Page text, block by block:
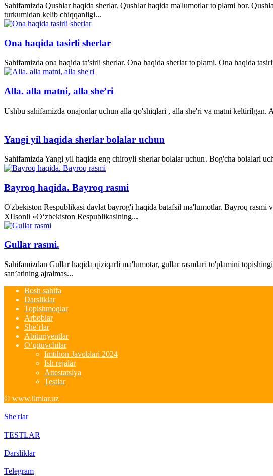
Sahifamizda Qushlar haqida sherlar. Qushlar haqida ma'lumotlar to'plami bor.
turkumidan kelib chiqqanligi...
Ona haqida tasirli sherlar
Sahifamizda ona haqida ta'sirli sherlar. Ona haqida sherlar to'plami. Ona haqida
Alla. alla matni, alla she’ri
Ushbu sahifamizda onajonlar uchun alla qo'shiqlari , alla she'ri va matni
Yangi yil haqida sherlar bolalar uchun
Sahifamizda Yangi yil haqida eng chiroyli sherlar bolalar uchun. Bog'cha bolalari
Bayroq haqida. Bayroq rasmi
O'zbekiston Respublikasi davlat bayrog'i haqida batafsil ma'lumotlar. Bayroq
XII­sonli «O‘zbekiston Respublikasining...
Gullar rasmi.
Sahifamizdan Gullar haqida qiziqarli ma'lumotar, gullar rasmlari to'plamini
san’atining ajralmas...
Bosh sahifa
Darsliklar
Topishmoqlar
Arboblar
She’rlar
Abituriyentlar
O’qituvchilar
Imtihon Javoblari 2024
Ish rejalar
Attestatsiya
Testlar
© www.ilmlar.uz
She'rlar
TESTLAR
Darsliklar
Telegram